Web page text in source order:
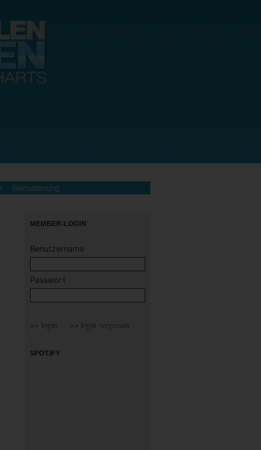
Bemusterung
MEMBER-LOGIN
Benutzername
Passwort
SPOTIFY